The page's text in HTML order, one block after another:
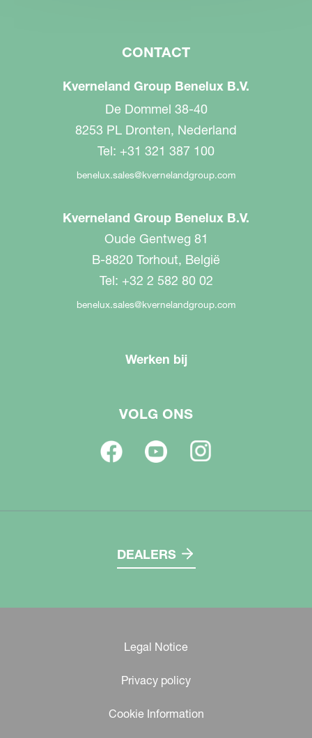
CONTACT
Kverneland Group Benelux B.V.
De Dommel 38-40
8253 PL Dronten, Nederland
Tel: +31 321 387 100
benelux.sales@kvernelandgroup.com
Kverneland Group Benelux B.V.
Oude Gentweg 81
B-8820 Torhout, België
Tel: +32 2 582 80 02
benelux.sales@kvernelandgroup.com
Werken bij
VOLG ONS
DEALERS
Legal Notice
Privacy policy
Cookie Information